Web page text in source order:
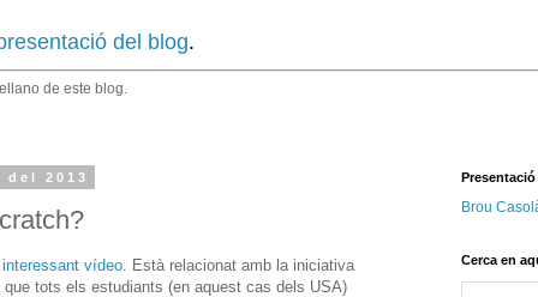
del blog.
de este blog.
del 2013
vídeo . Està relacionat amb la iniciativa
tots els estudiants (en aquest cas dels USA)
Brou
Cerca en